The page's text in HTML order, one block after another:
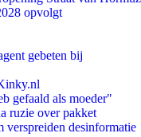
opvolgt
gebeten bij
gefaald als moeder"
ruzie over pakket
desinformatie